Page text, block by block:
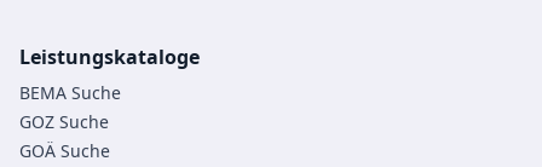
Leistungskataloge
BEMA Suche
GOZ Suche
GOÄ Suche